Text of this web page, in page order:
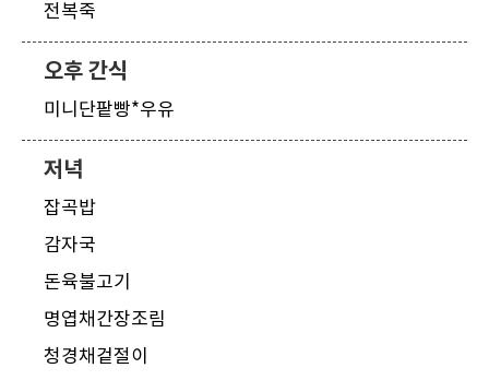
전복죽
오후 간식
미니단팥빵*우유
저녁
잡곡밥
감자국
돈육불고기
명엽채간장조림
청경채겉절이